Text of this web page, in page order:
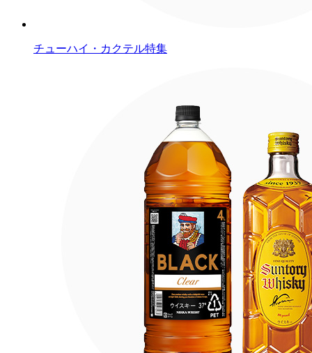
チューハイ・カクテル特集